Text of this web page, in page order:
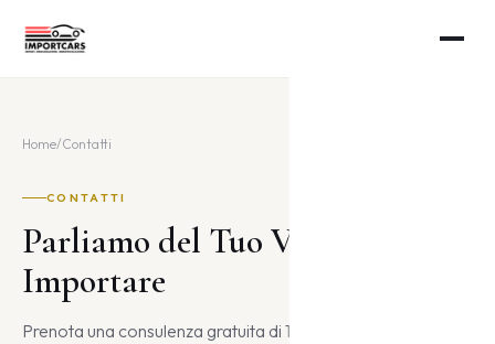
Home/Contatti
CONTATTI
Parliamo del Tuo Veicolo da
Importare
Prenota una consulenza gratuita di 15 minuti oppure compila